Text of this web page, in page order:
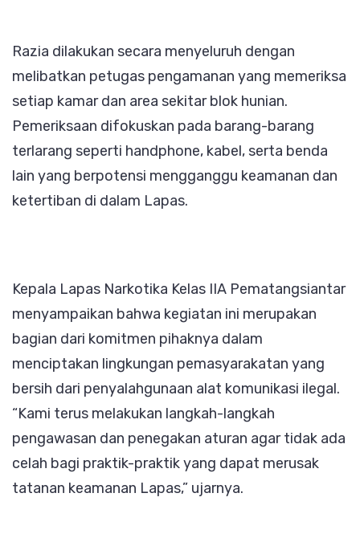
Razia dilakukan secara menyeluruh dengan
melibatkan petugas pengamanan yang memeriksa
setiap kamar dan area sekitar blok hunian.
Pemeriksaan difokuskan pada barang-barang
terlarang seperti handphone, kabel, serta benda
lain yang berpotensi mengganggu keamanan dan
ketertiban di dalam Lapas.
Kepala Lapas Narkotika Kelas IIA Pematangsiantar
menyampaikan bahwa kegiatan ini merupakan
bagian dari komitmen pihaknya dalam
menciptakan lingkungan pemasyarakatan yang
bersih dari penyalahgunaan alat komunikasi ilegal.
“Kami terus melakukan langkah-langkah
pengawasan dan penegakan aturan agar tidak ada
celah bagi praktik-praktik yang dapat merusak
tatanan keamanan Lapas,” ujarnya.